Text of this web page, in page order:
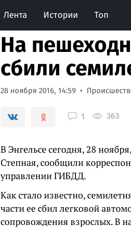
Лента Истории Топ
На
сбили
28 ноября 2016, 14:59
1 363
В Энгельсе сегодня, 28
Степная, сообщили
управлении ГИБДД.
Как стало известно,
части ее сбил легковой
сопровождения взрослых. В